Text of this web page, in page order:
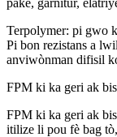
Terpolymer: pi gwo
Pi bon rezistans a
anviwònman difisil
FPM ki ka geri ak
FPM ki ka geri ak
itilize li pou fè bag